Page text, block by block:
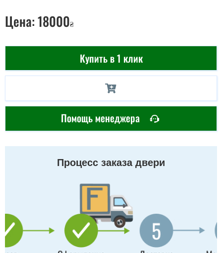
Цена:18000₴
Купить в 1 клик
Помощь менеджера
Процесс заказа двери